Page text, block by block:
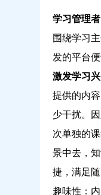
学习管理
围绕学习
发的平台
激发学习
提供的内
少干扰。
次单独的
景中去，
捷，满足
趣味性：